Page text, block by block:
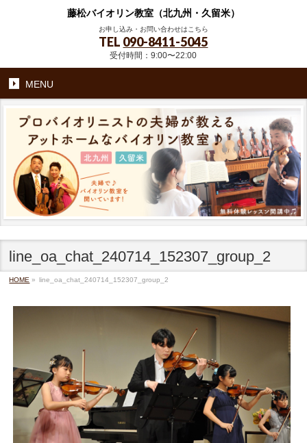
藤松バイオリン教室（北九州・久留米）
お申し込み・お問い合わせはこちら
TEL 090-8411-5045
受付時間：9:00〜22:00
MENU
line_oa_chat_240714_152307_group_2
HOME » line_oa_chat_240714_152307_group_2